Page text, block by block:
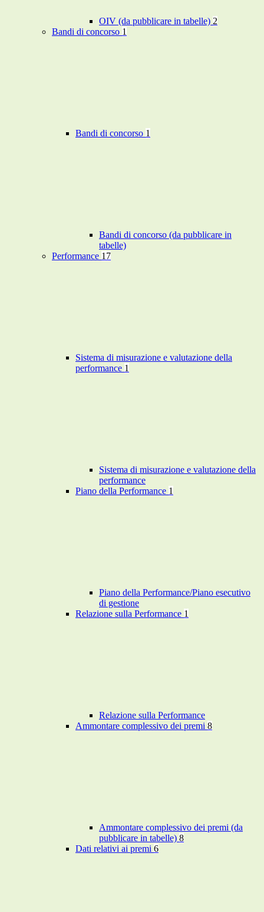
OIV (da pubblicare in tabelle) 2
Bandi di concorso 1
Bandi di concorso 1
Bandi di concorso (da pubblicare in
tabelle)
Performance 17
Sistema di misurazione e valutazione della
performance 1
Sistema di misurazione e valutazione della
performance
Piano della Performance 1
Piano della Performance/Piano esecutivo
di gestione
Relazione sulla Performance 1
Relazione sulla Performance
Ammontare complessivo dei premi 8
Ammontare complessivo dei premi (da
pubblicare in tabelle) 8
Dati relativi ai premi 6